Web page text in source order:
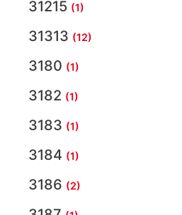
31215 (1)
31313 (12)
3180 (1)
3182 (1)
3183 (1)
3184 (1)
3186 (2)